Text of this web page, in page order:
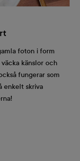
foton i form
känslor och
fungerar som
enkelt skriva